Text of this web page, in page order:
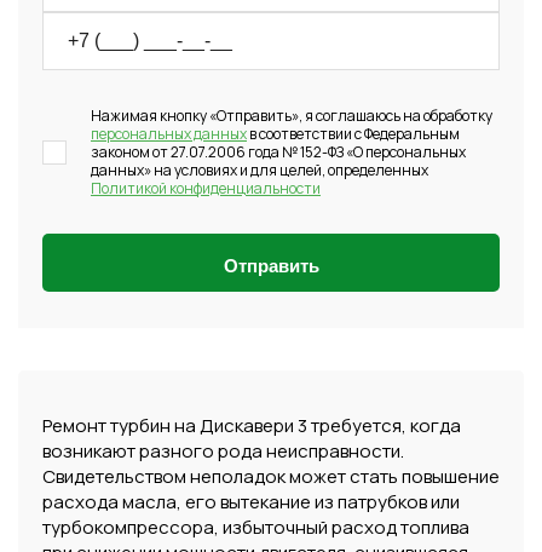
Нажимая кнопку «Отправить», я соглашаюсь на обработку
персональных данныхв соответствии с Федеральным
законом от 27.07.2006 года № 152-ФЗ «О персональных
данных» на условиях и для целей, определенных
Политикой конфиденциальности
Отправить
Ремонт турбин на Дискавери 3 требуется, когда
возникают разного рода неисправности.
Свидетельством неполадок может стать повышение
расхода масла, его вытекание из патрубков или
турбокомпрессора, избыточный расход топлива